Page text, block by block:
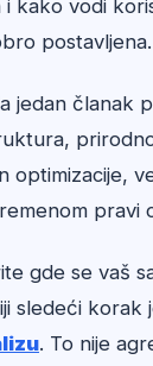
kako vodi
postavljena.
jedan članak
optimizacije,
pravi
gde se vaš
sledeći korak
. To nije